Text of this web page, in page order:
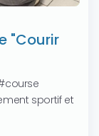
"Courir
sportif et